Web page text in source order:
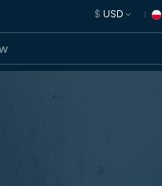
$ USD